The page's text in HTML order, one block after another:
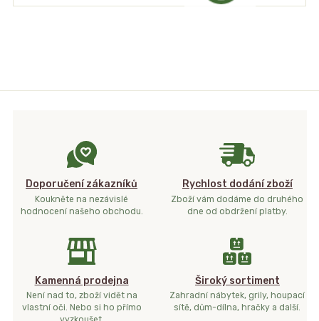
Doporučení zákazníků
Koukněte na nezávislé
hodnocení našeho obchodu.
Rychlost dodání zboží
Zboží vám dodáme do druhého
dne od obdržení platby.
Kamenná prodejna
Není nad to, zboží vidět na
vlastní oči. Nebo si ho přímo
Široký sortiment
Zahradní nábytek, grily, houpací
sítě, dům-dílna, hračky a další.